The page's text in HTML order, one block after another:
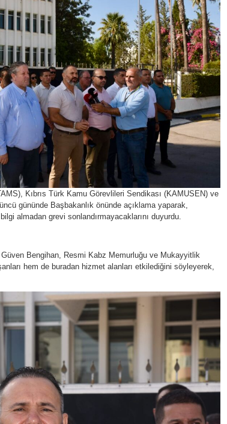
Kıbrıs Türk Kamu Görevlileri Sendikası (KAMUSEN) ve
gününde Başbakanlık önünde açıklama yaparak,
almadan grevi sonlandırmayacaklarını duyurdu.
Bengihan, Resmi Kabz Memurluğu ve Mukayyitlik
hem de buradan hizmet alanları etkilediğini söyleyerek,